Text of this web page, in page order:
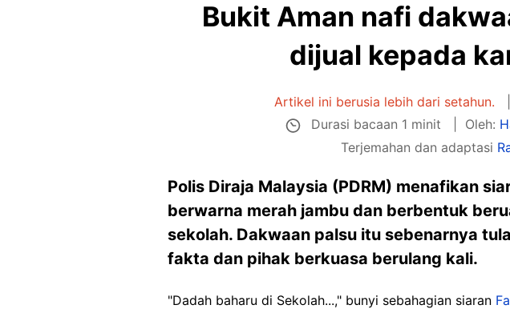
Bukit Aman nafi
dijual kepada
Artikel ini berusia lebih dari setahun.
Durasi bacaan 1 minit
Oleh:
Terjemahan dan adaptasi
Polis Diraja Malaysia (PDRM) menafikan
berwarna merah jambu dan berbentuk
sekolah. Dakwaan palsu itu sebenarnya
fakta dan pihak berkuasa berulang kali.
"Dadah baharu di Sekolah...," bunyi sebahagian siaran